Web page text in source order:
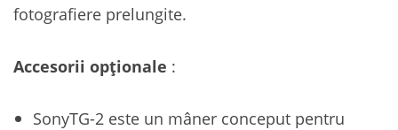
fotografiere prelungite.
Accesorii opționale :
SonyTG-2 este un mâner conceput pentru